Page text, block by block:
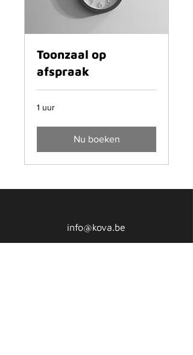
Toonzaal op
afspraak
1 uur
Nu boeken
info@kova.be